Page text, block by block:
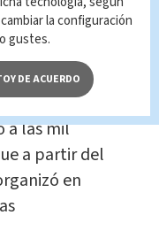
en la carrera
a Lloris
en casa.
a las mil
a partir del
en
la configuración
gustes.
DE ACUERDO